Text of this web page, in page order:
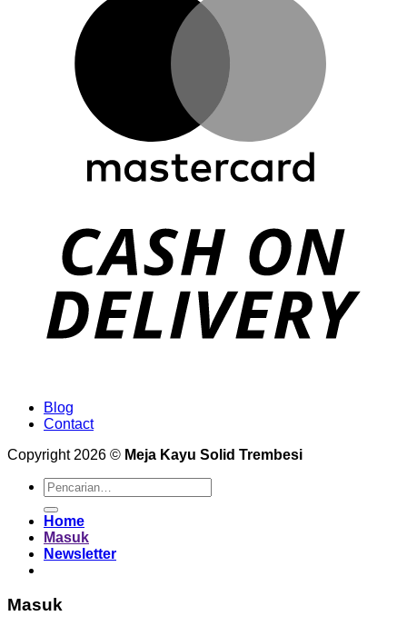
Blog
Contact
Copyright 2026 © Meja Kayu Solid Trembesi
Pencarian
untuk:
Home
Masuk
Newsletter
Masuk